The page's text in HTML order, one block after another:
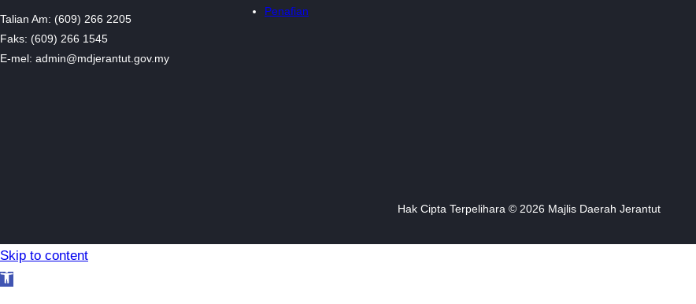
Talian Am: (609) 266 2205
Faks: (609) 266 1545
E-mel: admin@mdjerantut.gov.my
Penafian
Hak Cipta Terpelihara © 2026 Majlis Daerah Jerantut
Skip to content
Open toolbar